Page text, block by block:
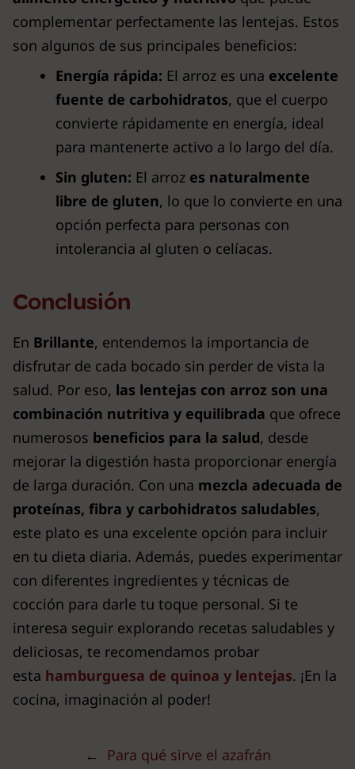
complementar perfectamente las lentejas. Estos
son algunos de sus principales beneficios:
Energía rápida: El arroz es una excelente
fuente de carbohidratos, que el cuerpo
convierte rápidamente en energía, ideal
para mantenerte activo a lo largo del día.
Sin gluten: El arroz es naturalmente
libre de gluten, lo que lo convierte en una
opción perfecta para personas con
intolerancia al gluten o celíacas.
Conclusión
En Brillante, entendemos la importancia de
disfrutar de cada bocado sin perder de vista la
salud. Por eso, las lentejas con arroz son una
combinación nutritiva y equilibrada que ofrece
numerosos beneficios para la salud, desde
mejorar la digestión hasta proporcionar energía
de larga duración. Con una mezcla adecuada de
proteínas, fibra y carbohidratos saludables,
este plato es una excelente opción para incluir
en tu dieta diaria. Además, puedes experimentar
con diferentes ingredientes y técnicas de
cocción para darle tu toque personal. Si te
interesa seguir explorando recetas saludables y
deliciosas, te recomendamos probar
esta hamburguesa de quinoa y lentejas. ¡En la
cocina, imaginación al poder!
← Para qué sirve el azafrán